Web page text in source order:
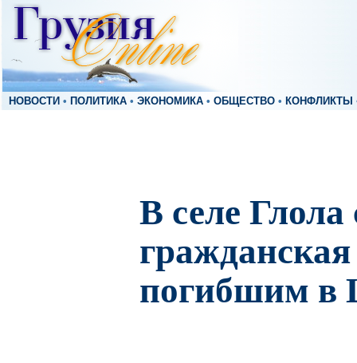
НОВОСТИ • ПОЛИТИКА • ЭКОНОМИКА • ОБЩЕСТВО • КОНФЛИКТЫ
В селе Глола
погибшим в